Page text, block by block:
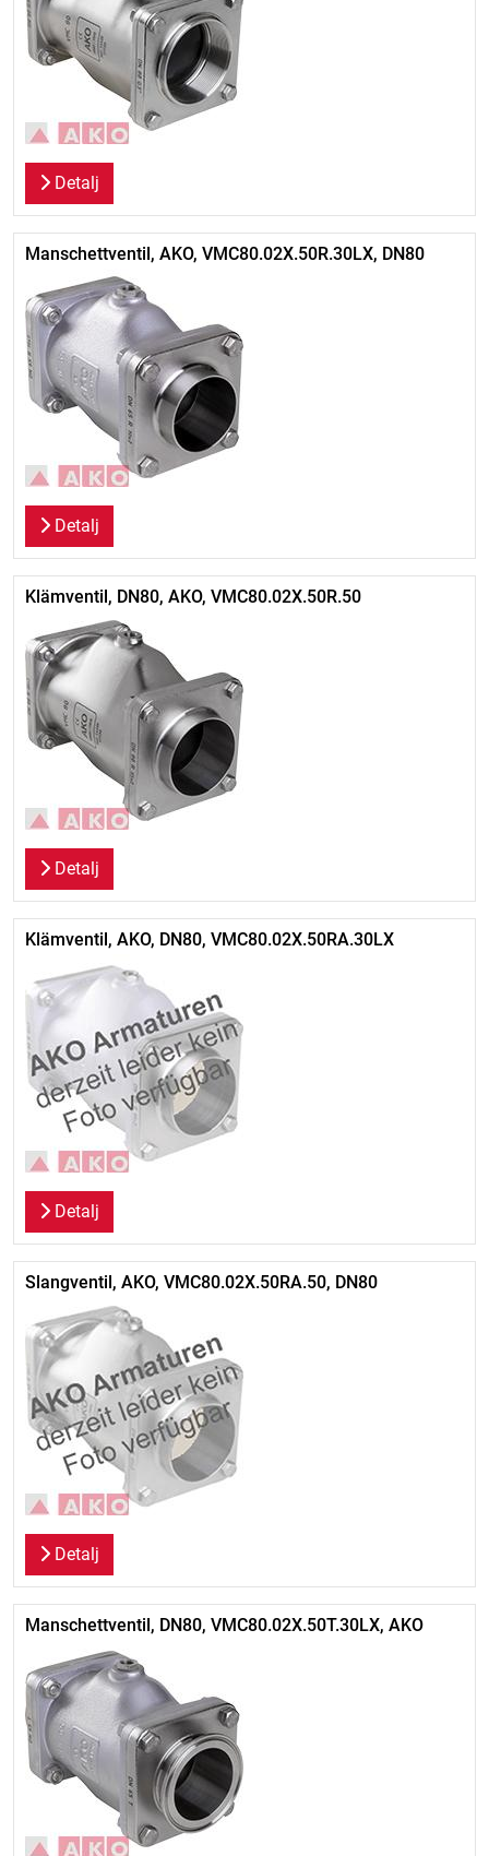
Detalj
Manschettventil, AKO, VMC80.02X.50R.30LX, DN80
Detalj
Klämventil, DN80, AKO, VMC80.02X.50R.50
Detalj
Klämventil, AKO, DN80, VMC80.02X.50RA.30LX
Detalj
Slangventil, AKO, VMC80.02X.50RA.50, DN80
Detalj
Manschettventil, DN80, VMC80.02X.50T.30LX, AKO